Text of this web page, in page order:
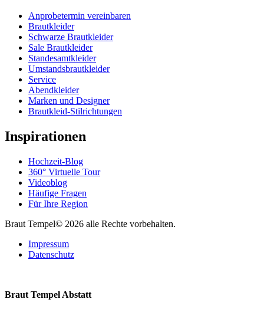
Anprobetermin vereinbaren
Brautkleider
Schwarze Brautkleider
Sale Brautkleider
Standesamtkleider
Umstandsbrautkleider
Service
Abendkleider
Marken und Designer
Brautkleid-Stilrichtungen
Inspirationen
Hochzeit-Blog
360° Virtuelle Tour
Videoblog
Häufige Fragen
Für Ihre Region
Braut Tempel© 2026 alle Rechte vorbehalten.
Impressum
Datenschutz
Braut Tempel Abstatt